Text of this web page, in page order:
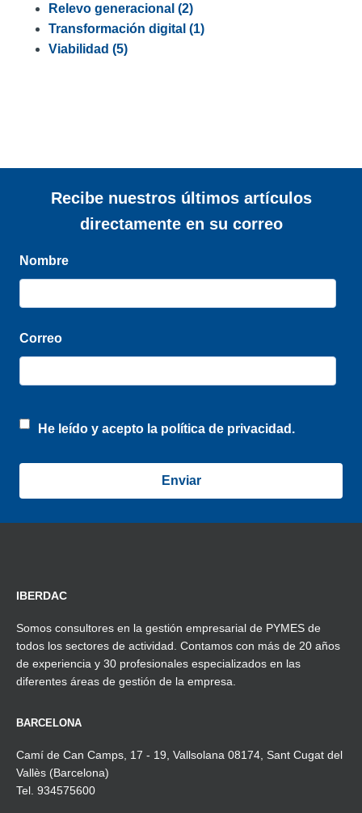
Relevo generacional (2)
Transformación digital (1)
Viabilidad (5)
Recibe nuestros últimos artículos
directamente en su correo
Nombre
Correo
He leído y acepto la política de privacidad.
IBERDAC
Somos consultores en la gestión empresarial de PYMES de
todos los sectores de actividad. Contamos con más de 20 años
de experiencia y 30 profesionales especializados en las
diferentes áreas de gestión de la empresa.
BARCELONA
Camí de Can Camps, 17 - 19, Vallsolana 08174, Sant Cugat del
Vallès (Barcelona)
Tel. 934575600